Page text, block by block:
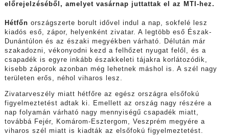
előrejelzéséből, amelyet vasárnap juttattak el az MTI-hez.
Hétfőn országszerte borult idővel indul a nap, sokfelé lesz
kiadós eső, zápor, helyenként zivatar. A legtöbb eső Észak-
Dunántúlon és az északi megyékben várható. Délután már
szakadozni, vékonyodni kezd a felhőzet nyugat felől, és a
csapadék is egyre inkább északkeleti tájakra korlátozódik,
kisebb záporok azonban még lehetnek máshol is. A szél nagy
területen erős, néhol viharos lesz.
Zivatarveszély miatt hétfőre az egész országra elsőfokú
figyelmeztetést adtak ki. Emellett az ország nagy részére a
nap folyamán várható nagy mennyiségű csapadék miatt,
továbbá Fejér, Komárom-Esztergom, Veszprém megyére a
viharos szél miatt is kiadták az elsőfokú figyelmeztetést.